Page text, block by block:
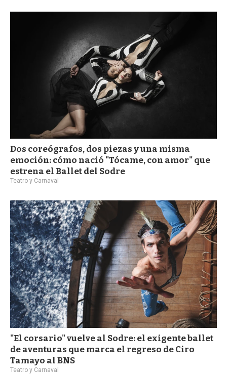
Dos coreógrafos, dos piezas y una misma
emoción: cómo nació "Tócame, con amor" que
estrena el Ballet del Sodre
Teatro y Carnaval
"El corsario" vuelve al Sodre: el exigente ballet
de aventuras que marca el regreso de Ciro
Tamayo al BNS
Teatro y Carnaval